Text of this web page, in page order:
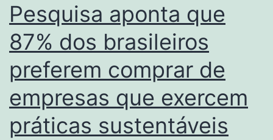
Pesquisa aponta que
87% dos brasileiros
preferem comprar de
empresas que exercem
práticas sustentáveis